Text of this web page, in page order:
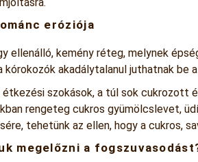
eróziója
ellenálló, kemény réteg, melynek
kórokozók akadálytalanul juthatnak be
szokások, a túl sok cukrozott
rengeteg cukros gyümölcslevet,
tehetünk az ellen, hogy a cukros,
megelőzni a